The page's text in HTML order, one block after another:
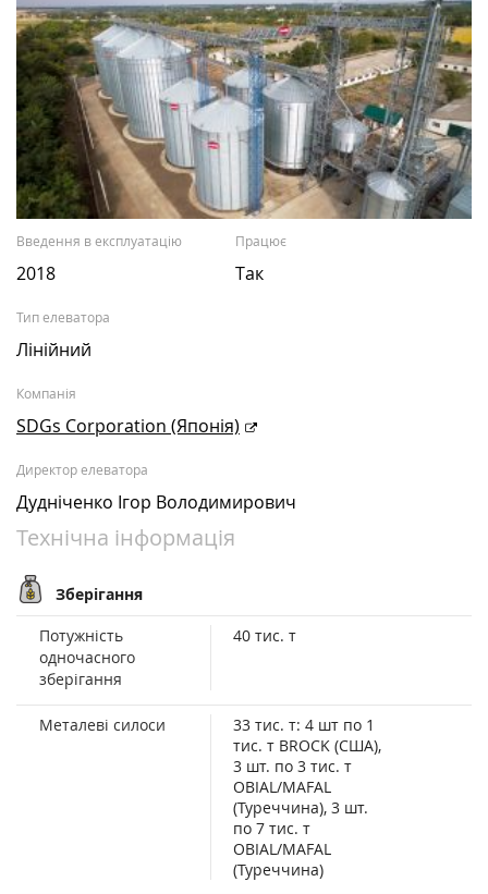
Введення в експлуатацію
2018
Працює
Так
Тип елеватора
Лінійний
Компанія
SDGs Corporation (Японія)
Директор елеватора
Дудніченко Ігор Володимирович
Технічна інформація
Зберігання
Потужність
одночасного
зберігання
40 тис. т
Металеві силоси
33 тис. т: 4 шт по 1
тис. т BROCK (США),
3 шт. по 3 тис. т
OBIAL/MAFAL
(Туреччина), 3 шт.
по 7 тис. т
OBIAL/MAFAL
(Туреччина)